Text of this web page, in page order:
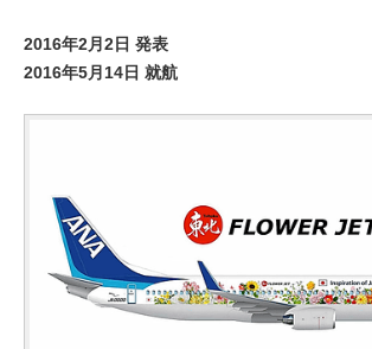
2016年2月2日 発表
2016年5月14日 就航